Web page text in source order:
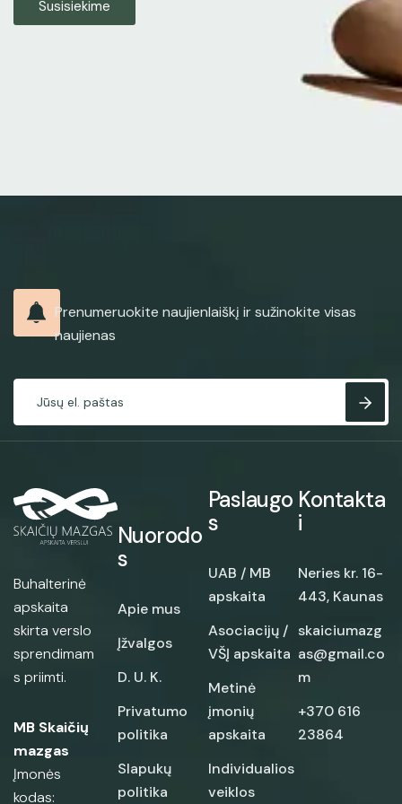
Susisiekime
Prenumeruokite naujienlaiškį ir sužinokite visas
naujienas
Buhalterinė
apskaita
skirta verslo
sprendimam
s priimti.
MB Skaičių
mazgas
Įmonės
kodas:
Nuorodo
s
Apie mus
Įžvalgos
D. U. K.
Privatumo
politika
Slapukų
politika
Paslaugo
s
UAB / MB
apskaita
Asociacijų /
VŠĮ apskaita
Metinė
įmonių
apskaita
Individualios
veiklos
Kontakta
i
Neries kr. 16-
443, Kaunas
skaiciumazg
as@gmail.co
m
+370 616
23864